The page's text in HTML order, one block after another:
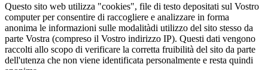
Questo sito web utilizza "cookies", file di testo depositati sul Vostro
computer per consentire di raccogliere e analizzare in forma
anonima le informazioni sulle modalitàdi utilizzo del sito stesso da
parte Vostra (compreso il Vostro indirizzo IP). Questi dati vengono
raccolti allo scopo di verificare la corretta fruibilità del sito da parte
dell'utenza che non viene identificata personalmente e resta quindi